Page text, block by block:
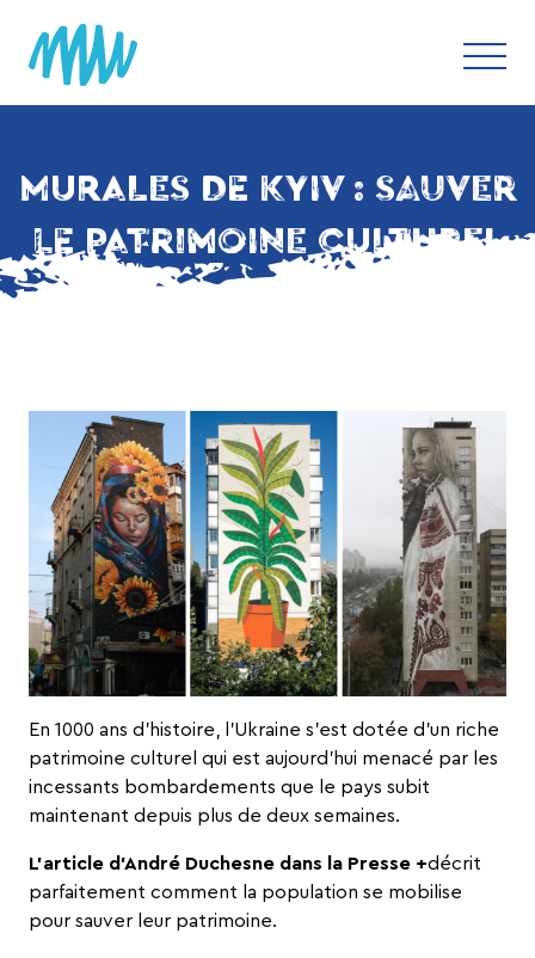
MURALES DE KYIV : SAUVER
LE PATRIMOINE CULTUREL
En 1000 ans d’histoire, l’Ukraine s’est dotée d’un riche
patrimoine culturel qui est aujourd’hui menacé par les
incessants bombardements que le pays subit
maintenant depuis plus de deux semaines.
L’article d’André Duchesne dans la Presse +décrit
parfaitement comment la population se mobilise
pour sauver leur patrimoine.